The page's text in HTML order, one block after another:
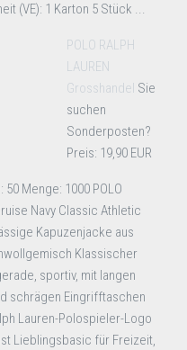
(VE): 1 Karton 5 Stück ...
POLO RALPH
LAUREN
Grosshandel Sie
suchen
Sonderposten?
Preis: 19,90 EUR
Menge: 1000 POLO
Navy Classic Athletic
Kapuzenjacke aus
Klassischer
sportiv, mit langen
schrägen Eingrifftaschen
Lauren-Polospieler-Logo
Lieblingsbasic für Freizeit,